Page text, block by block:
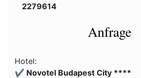
2279614
Anfrage
Hotel:
✔️ Novotel Budapest City ****